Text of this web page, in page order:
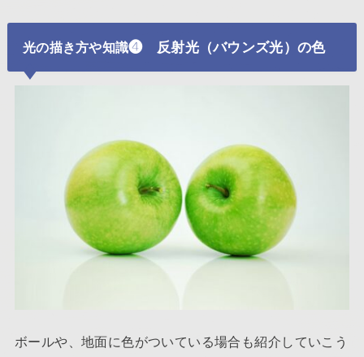
光の描き方や知識❹ 反射光（バウンズ光）の色
ボールや、地面に色がついている場合も紹介していこう